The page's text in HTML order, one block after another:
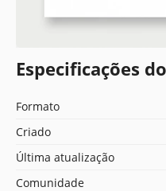
Especificações
Formato
Criado
Última atualização
Comunidade